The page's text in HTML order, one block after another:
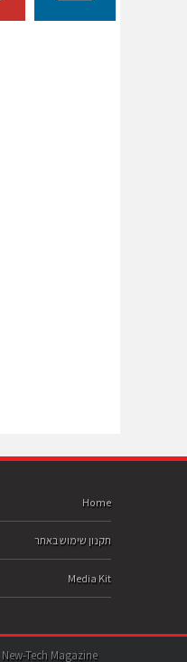
Home
תקנון שימוש באתר
Media Kit